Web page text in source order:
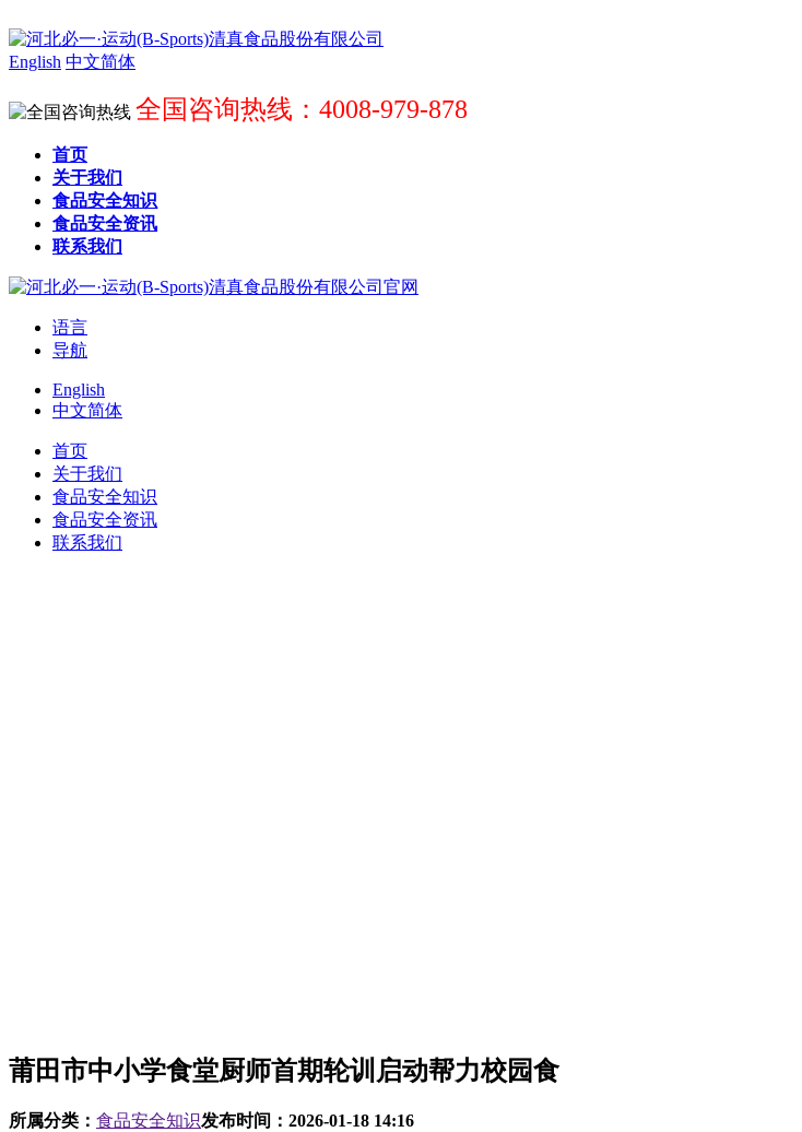
English 中文简体
全国咨询热线：4008-979-878
首页
关于我们
食品安全知识
食品安全资讯
联系我们
语言
导航
English
中文简体
首页
关于我们
食品安全知识
食品安全资讯
联系我们
莆田市中小学食堂厨师首期轮训启动帮力校园食
所属分类： 食品安全知识发布时间： 2026-01-18 14:16